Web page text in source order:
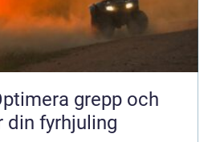
grepp och
din fyrhjuling